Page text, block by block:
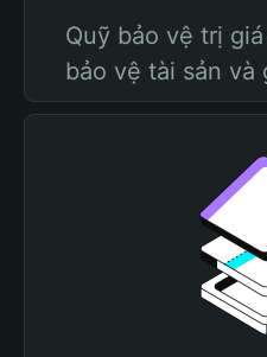
Quỹ bảo vệ trị
bảo vệ tài sản và